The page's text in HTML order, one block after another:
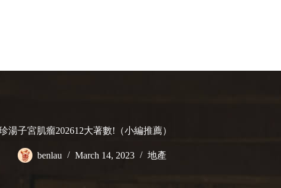
湯子宮肌瘤202612大著數!（小編推薦）
benlau March 14, 2023 地產